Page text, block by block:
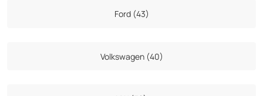
Ford (43)
Volkswagen (40)